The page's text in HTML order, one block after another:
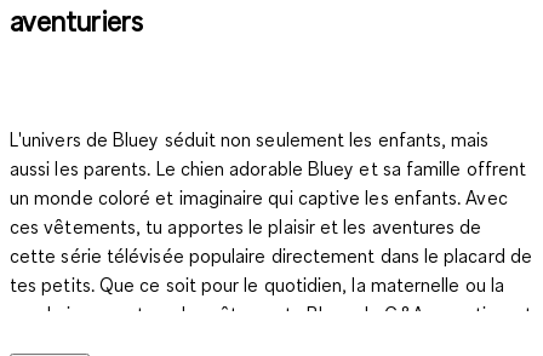
aventuriers
L'univers de Bluey séduit non seulement les enfants, mais
aussi les parents. Le chien adorable Bluey et sa famille offrent
un monde coloré et imaginaire qui captive les enfants. Avec
ces vêtements, tu apportes le plaisir et les aventures de
cette série télévisée populaire directement dans le placard de
tes petits. Que ce soit pour le quotidien, la maternelle ou la
prochaine aventure, les vêtements Bluey de C&A garantissent